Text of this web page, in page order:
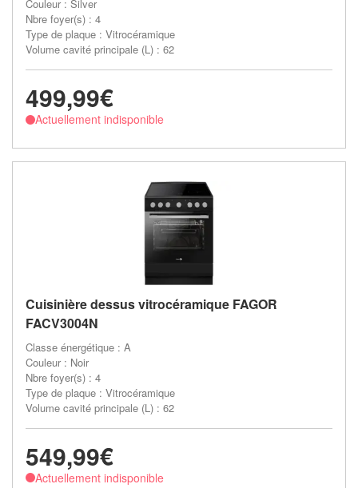
Couleur : Silver
Nbre foyer(s) : 4
Type de plaque : Vitrocéramique
Volume cavité principale (L) : 62
499,99€
Actuellement indisponible
Cuisinière dessus vitrocéramique FAGOR
FACV3004N
Classe énergétique : A
Couleur : Noir
Nbre foyer(s) : 4
Type de plaque : Vitrocéramique
Volume cavité principale (L) : 62
549,99€
Actuellement indisponible